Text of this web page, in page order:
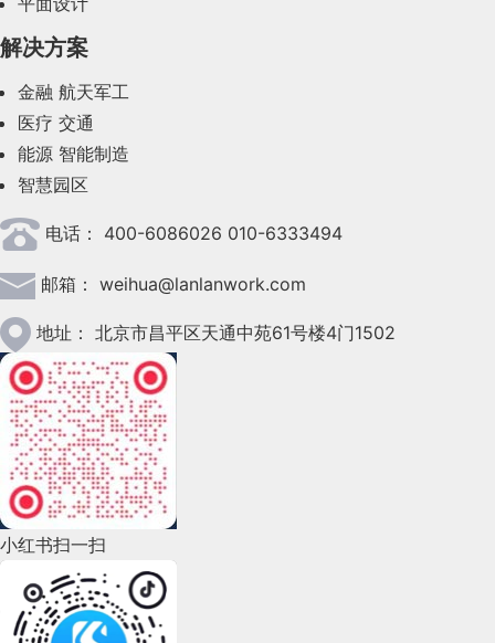
2023年8月(88)
2023年7月(62)
2023年6月(58)
2023年5月(28)
2023年4月(47)
2023年3月(37)
2023年2月(90)
2023年1月(78)
2022年12月(45)
2022年11月(69)
2022年10月(51)
2022年9月(135)
2022年7月(111)
解决方案
金融 航天军工
医疗 交通
能源 智能制造
智慧园区
电话： 400-6086026 010-6333494
邮箱： weihua@lanlanwork.com
地址： 北京市昌平区天通中苑61号楼4门1502
小红书扫一扫